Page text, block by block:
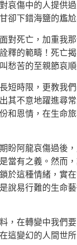
哀傷中的人提供
卻下錯海鹽的尷尬
死亡，加重我那
釋的範疇！死亡
愁苦的至親節哀
時限，更教我們
其不意地躍進尋
和恩情，在生命
阿龍哀傷過後，
當有之義。然而
於這種情緒，實
說易行難的生命
在轉變中我們要
這變幻的人間世